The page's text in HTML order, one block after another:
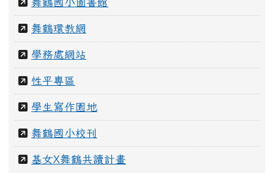
教職員團隊
好站連結
舞鶴業務相關
舞鶴教學正常專區
舞鶴數位學習網
學校課程計畫